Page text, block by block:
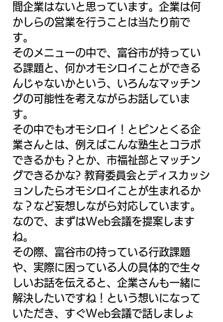
間企業はないと思っています。企業は何
かしらの営業を行うことは当たり前で
す。
そのメニューの中で、富谷市が持ってい
る課題と、何かオモシロイことができる
んじゃないかという、いろんなマッチン
グの可能性を考えながらお話していま
す。
その中でもオモシロイ！とピンとくる企
業さんとは、例えばこんな塾生とコラボ
できるかも？とか、市福祉部とマッチン
グできるかな? 教育委員会とディスカッシ
ョンしたらオモシロイことが生まれるか
な？など妄想しながら対応しています。
なので、まずはWeb会議を提案します
ね。
その際、富谷市の持っている行政課題
や、実際に困っている人の具体的で生々
しいお話を伝えると、企業さんも一緒に
解決したいですね！という想いになって
いただき、すぐWeb会議で話しましょ